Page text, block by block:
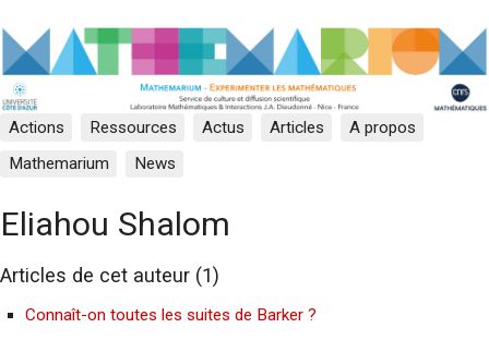
Actions Ressources Actus Articles
A propos
Mathemarium
News
Eliahou Shalom
Articles de cet auteur (1)
Connaît-on toutes les suites de Barker ?